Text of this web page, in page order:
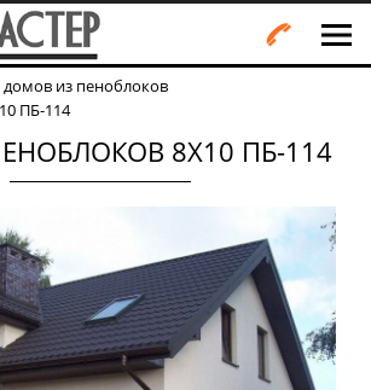
из пеноблоков
ПБ-114
8Х10 ПБ-114